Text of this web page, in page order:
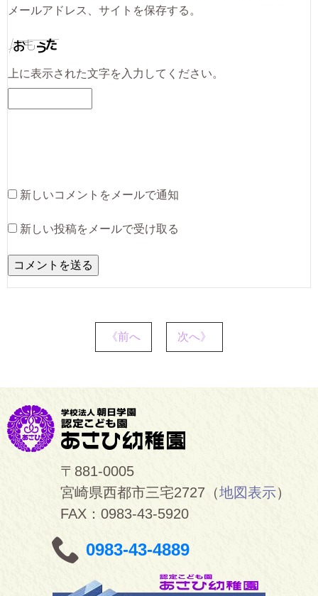
メールアドレス、サイトを保存する。
上に表示された文字を入力してください。
新しいコメントをメールで通知
新しい投稿をメールで受け取る
《前へ 次へ》
〒881-0005
宮崎県西都市三宅2727（地図表示）
FAX：0983-43-5920
0983-43-4889